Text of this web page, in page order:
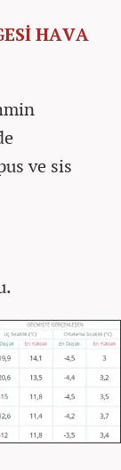
HAVA
ve sis